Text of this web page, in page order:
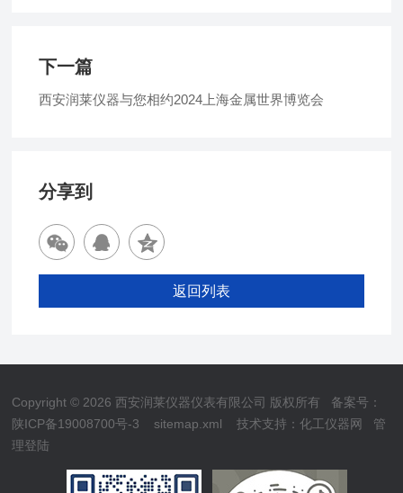
下一篇
西安润莱仪器与您相约2024上海金属世界博览会
分享到
返回列表
Copyright © 2026 西安润莱仪器仪表有限公司 版权所有 备案号：
陕ICP备19008700号-3
sitemap.xml 技术支持：化工仪器网
管
理登陆